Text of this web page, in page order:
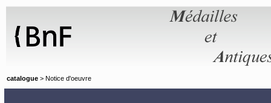
catalogue > Notice d'oeuvre